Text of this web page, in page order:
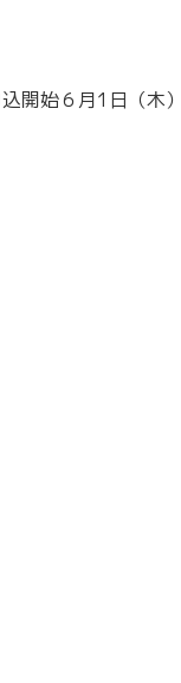
開始６月1日（木）